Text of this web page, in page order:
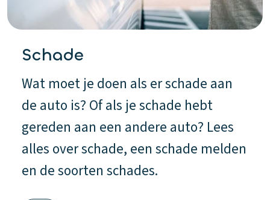
Schade
Wat moet je doen als er schade aan
de auto is? Of als je schade hebt
gereden aan een andere auto? Lees
alles over schade, een schade melden
en de soorten schades.